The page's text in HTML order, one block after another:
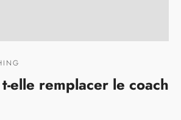
elle remplacer le coach